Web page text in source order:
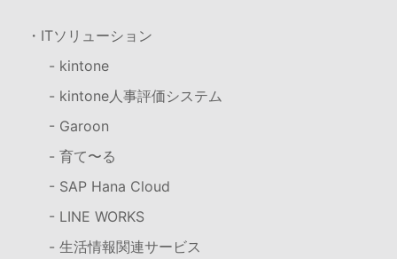
・ITソリューション
- kintone
- kintone人事評価システム
- Garoon
- 育て〜る
- SAP Hana Cloud
- LINE WORKS
- 生活情報関連サービス